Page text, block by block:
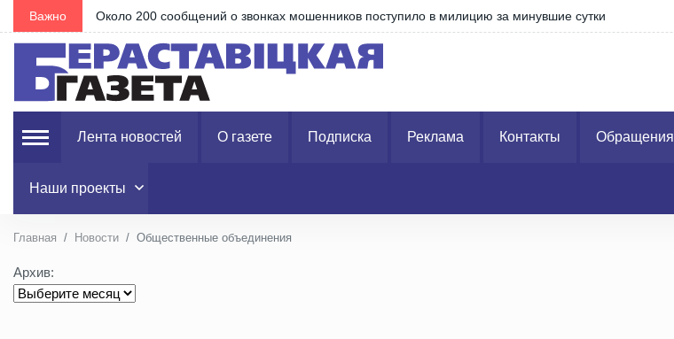
Важно Около 200 сообщений о звонках мошенников поступило в милицию за минувшие сутки
Лента новостей О газете Подписка Реклама Контакты Обращения
Наши проекты
Главная Новости Общественные объединения
Архив: